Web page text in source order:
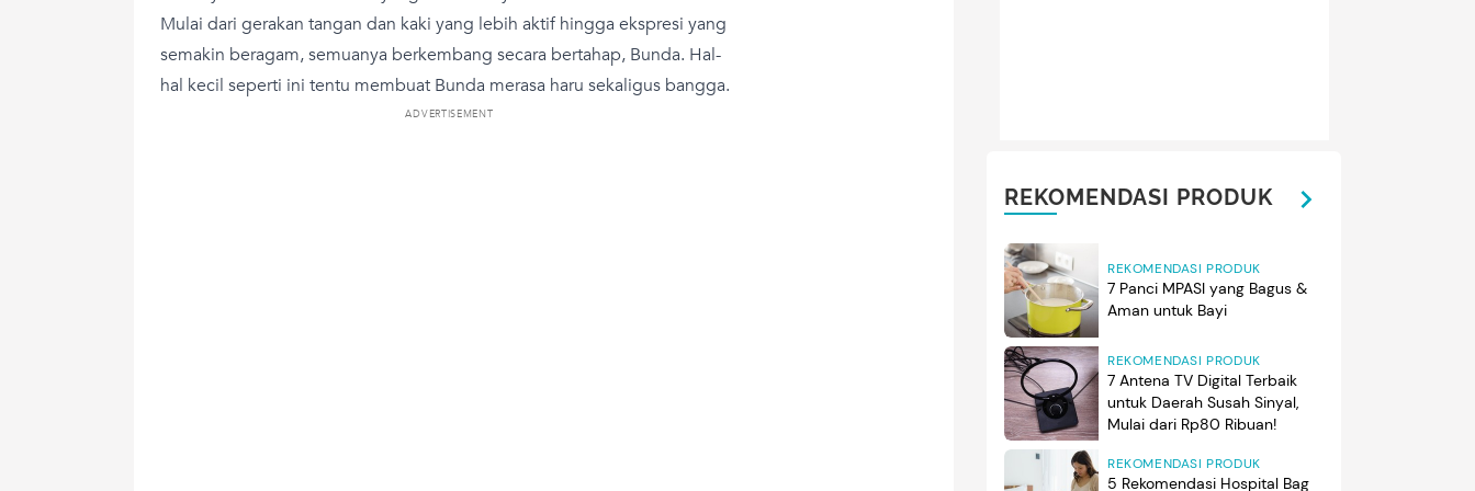
Mulai dari gerakan tangan dan kaki yang lebih aktif hingga ekspresi yang
semakin beragam, semuanya berkembang secara bertahap, Bunda. Hal-
hal kecil seperti ini tentu membuat Bunda merasa haru sekaligus bangga.
ADVERTISEMENT
REKOMENDASI PRODUK
REKOMENDASI PRODUK
7 Panci MPASI yang Bagus &
Aman untuk Bayi
REKOMENDASI PRODUK
7 Antena TV Digital Terbaik
untuk Daerah Susah Sinyal,
Mulai dari Rp80 Ribuan!
REKOMENDASI PRODUK
5 Rekomendasi Hospital Bag